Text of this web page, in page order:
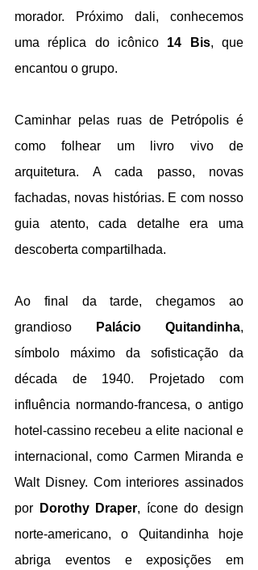
morador. Próximo dali, conhecemos
uma réplica do icônico 14 Bis, que
encantou o grupo.
Caminhar pelas ruas de Petrópolis é
como folhear um livro vivo de
arquitetura. A cada passo, novas
fachadas, novas histórias. E com nosso
guia atento, cada detalhe era uma
descoberta compartilhada.
Ao final da tarde, chegamos ao
grandioso
Palácio Quitandinha,
símbolo máximo da sofisticação da
década de 1940. Projetado com
influência normando-francesa, o antigo
hotel-cassino recebeu a elite nacional e
internacional, como Carmen Miranda e
Walt Disney. Com interiores assinados
por
Dorothy Draper, ícone do design
norte-americano, o Quitandinha hoje
abriga eventos e exposições em